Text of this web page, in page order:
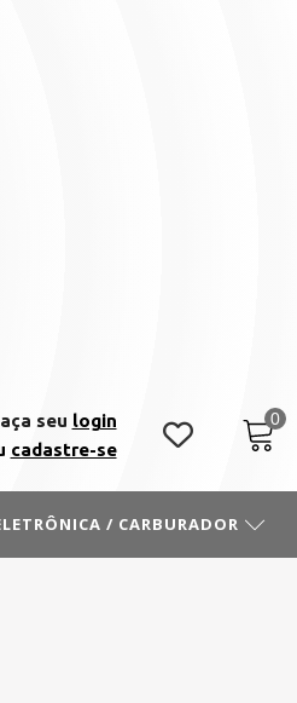
seu login
cadastre-se
/ CARBURADOR